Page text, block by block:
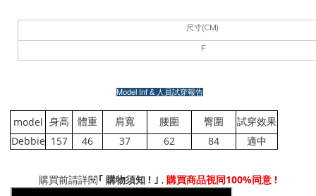
尺寸(CM)
F
Model Inf & 人員試穿報告
model 身高 體重 肩寬 腰圍 臀圍 試穿效果
Debbie 157 46 37 62 84 適中
購買前請詳閱 ｢ 購物須知 ! ｣ , 購買商品視同 100% 同意 !